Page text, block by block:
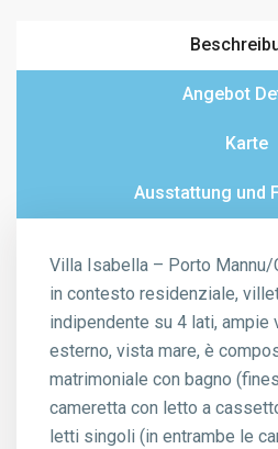
Angebot
Karte
Ausstattung und
Villa Isabella – Porto Mannu/
in contesto residenziale,
indipendente su 4 lati, ampie
esterno, vista mare, è
matrimoniale con bagno
cameretta con letto a
letti singoli (in entrambe le